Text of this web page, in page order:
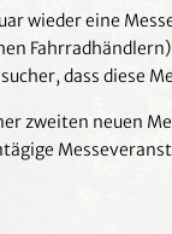
wieder eine
dass diese
zweiten neuen